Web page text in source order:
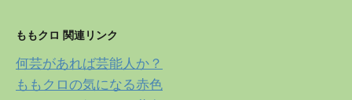
ももクロ 関連リンク
何芸があれば芸能人か？
ももクロの気になる赤色